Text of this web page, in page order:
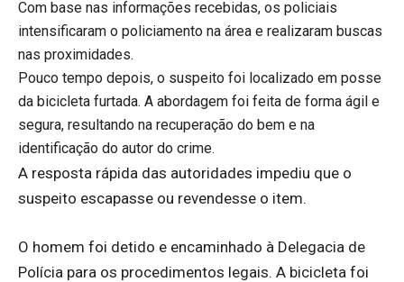
Com base nas informações recebidas, os policiais
intensificaram o policiamento na área e realizaram buscas
nas proximidades.
Pouco tempo depois, o suspeito foi localizado em posse
da bicicleta furtada. A abordagem foi feita de forma ágil e
segura, resultando na recuperação do bem e na
identificação do autor do crime.
A resposta rápida das autoridades impediu que o
suspeito escapasse ou revendesse o item.
O homem foi detido e encaminhado à Delegacia de
Polícia para os procedimentos legais. A bicicleta foi